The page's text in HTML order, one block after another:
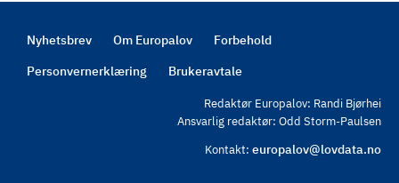
Footer
Nyhetsbrev Om Europalov
Forbehold
Personvernerklæring
Brukeravtale
Redaktør Europalov: Randi Bjørhei
Ansvarlig redaktør: Odd Storm-Paulsen
Kontakt: europalov@lovdata.no